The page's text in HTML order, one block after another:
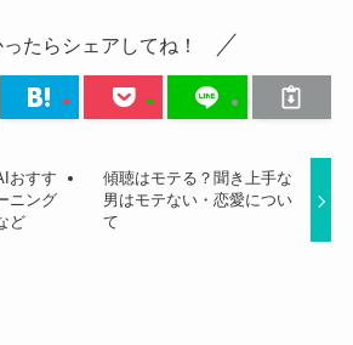
ったらシェアしてね！
おすす
ニング
ど
傾聴はモテる？聞き上手な
男はモテない・恋愛につい
て